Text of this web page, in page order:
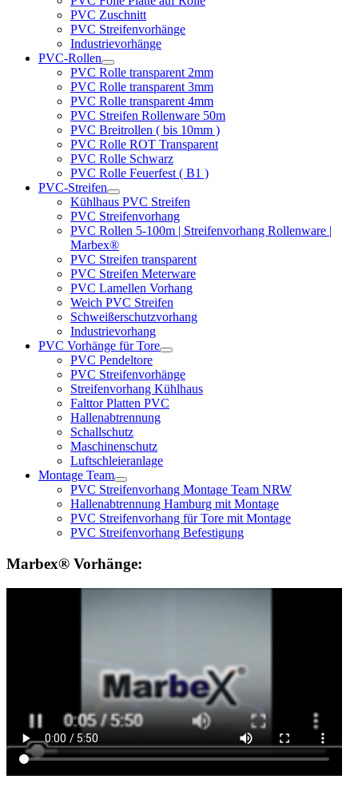
PVC Zuschnitt
PVC Streifenvorhänge
Industrievorhänge
PVC-Rollen
PVC Rolle transparent 2mm
PVC Rolle transparent 3mm
PVC Rolle transparent 4mm
PVC Streifen Rollenware 50m
PVC Breitrollen ( bis 10mm )
PVC Rolle ROT Transparent
PVC Rolle Schwarz
PVC Rolle Feuerfest ( B1 )
PVC-Streifen
Kühlhaus PVC Streifen
PVC Streifenvorhang
PVC Rollen 5-100m | Streifenvorhang Rollenware |
Marbex®
PVC Streifen transparent
PVC Streifen Meterware
PVC Lamellen Vorhang
Weich PVC Streifen
Schweißerschutzvorhang
Industrievorhang
PVC Vorhänge für Tore
PVC Pendeltore
PVC Streifenvorhänge
Streifenvorhang Kühlhaus
Falttor Platten PVC
Hallenabtrennung
Schallschutz
Maschinenschutz
Luftschleieranlage
Montage Team
PVC Streifenvorhang Montage Team NRW
Hallenabtrennung Hamburg mit Montage
PVC Streifenvorhang für Tore mit Montage
PVC Streifenvorhang Befestigung
Marbex® Vorhänge: